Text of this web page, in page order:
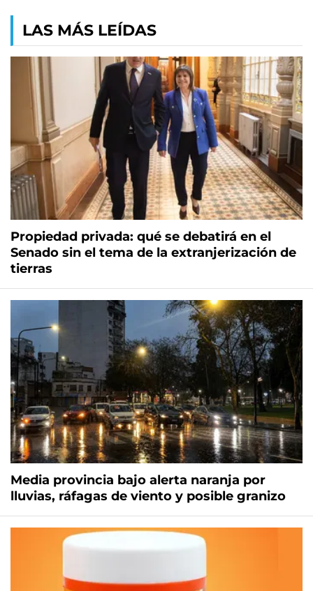
LAS MÁS LEÍDAS
Propiedad privada: qué se debatirá en el
Senado sin el tema de la extranjerización de
tierras
Media provincia bajo alerta naranja por
lluvias, ráfagas de viento y posible granizo